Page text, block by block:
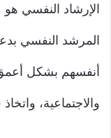
الإرشاد النفسي
المرشد النفسي
أنفسهم بشكل
والاجتماعية،